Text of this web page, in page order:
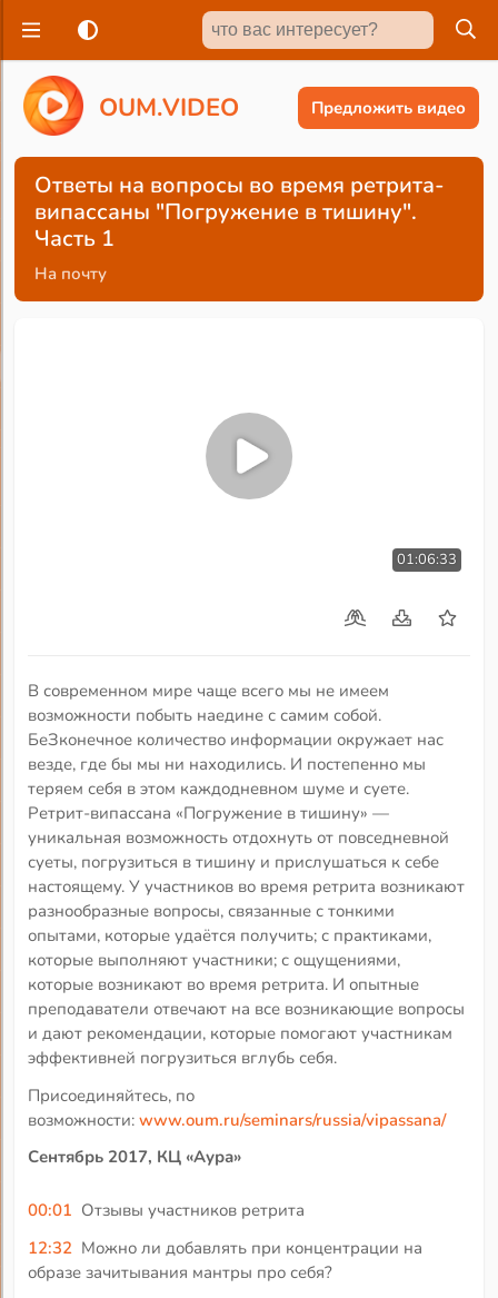
OUM.VIDEO Предложить видео
Ответы на вопросы во время ретрита-
випассаны "Погружение в тишину".
Часть 1
На почту
01:06:33
В современном мире чаще всего мы не имеем
возможности побыть наедине с самим собой.
БеЗконечное количество информации окружает нас
везде, где бы мы ни находились. И постепенно мы
теряем себя в этом каждодневном шуме и суете.
Ретрит-випассана «Погружение в тишину» —
уникальная возможность отдохнуть от повседневной
суеты, погрузиться в тишину и прислушаться к себе
настоящему. У участников во время ретрита возникают
разнообразные вопросы, связанные с тонкими
опытами, которые удаётся получить; с практиками,
которые выполняют участники; с ощущениями,
которые возникают во время ретрита. И опытные
преподаватели отвечают на все возникающие вопросы
и дают рекомендации, которые помогают участникам
эффективней погрузиться вглубь себя.
Присоединяйтесь, по
возможности:www.oum.ru/seminars/russia/vipassana/
Сентябрь 2017, КЦ «Аура»
00:01 Отзывы участников ретрита
12:32 Можно ли добавлять при концентрации на
образе зачитывания мантры про себя?